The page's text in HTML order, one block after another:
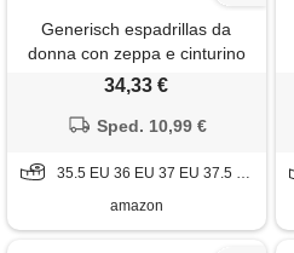
Generisch espadrillas da
donna con zeppa e cinturino
alla caviglia, sandali chiusi per
feste estive, ufficio o
passeggiate in città. , stile
34,33 €
Sped. 10,99 €
35.5 EU 36 EU 37 EU 37.5 EU 40 EU 40.5 EU 41.5 EU
amazon